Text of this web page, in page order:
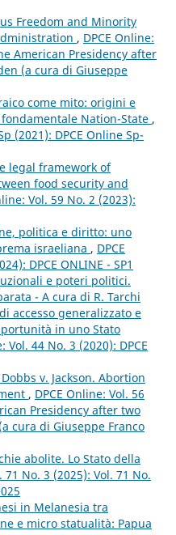
Freedom and Minority
, DPCE Online:
American Presidency after
(a cura di Giuseppe
come mito: origini e
Nation-State ,
(2021): DPCE Online Sp-
legal framework of
food security and
Vol. 59 No. 2 (2023):
politica e diritto: uno
israeliana , DPCE
DPCE ONLINE - SP1
e poteri politici.
- A cura di R. Tarchi
accesso generalizzato e
in uno Stato
Vol. 44 No. 3 (2020): DPCE
v. Jackson. Abortion
, DPCE Online: Vol. 56
Presidency after two
cura di Giuseppe Franco
abolite. Lo Stato della
71 No. 3 (2025): Vol. 71 No.
in Melanesia tra
e micro statualità: Papua